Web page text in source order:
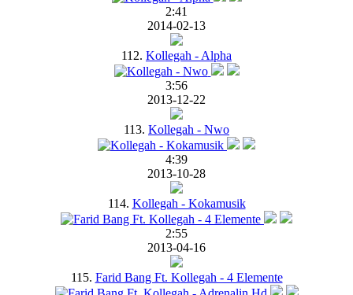
2:41
2014-02-13
112. Kollegah - Alpha
3:56
2013-12-22
113. Kollegah - Nwo
4:39
2013-10-28
114. Kollegah - Kokamusik
2:55
2013-04-16
115. Farid Bang Ft. Kollegah - 4 Elemente